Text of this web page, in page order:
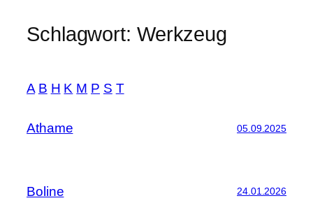
Schlagwort: Werkzeug
A B H K M P S T
Athame 05.09.2025
Boline 24.01.2026